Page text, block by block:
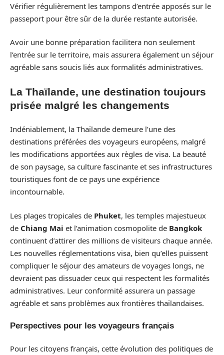
Vérifier régulièrement les tampons d’entrée apposés sur le
passeport pour être sûr de la durée restante autorisée.
Avoir une bonne préparation facilitera non seulement
l’entrée sur le territoire, mais assurera également un séjour
agréable sans soucis liés aux formalités administratives.
La Thaïlande, une destination toujours
prisée malgré les changements
Indéniablement, la Thaïlande demeure l’une des
destinations préférées des voyageurs européens, malgré
les modifications apportées aux règles de visa. La beauté
de son paysage, sa culture fascinante et ses infrastructures
touristiques font de ce pays une expérience
incontournable.
Les plages tropicales de Phuket, les temples majestueux
de Chiang Mai et l’animation cosmopolite de Bangkok
continuent d’attirer des millions de visiteurs chaque année.
Les nouvelles réglementations visa, bien qu’elles puissent
compliquer le séjour des amateurs de voyages longs, ne
devraient pas dissuader ceux qui respectent les formalités
administratives. Leur conformité assurera un passage
agréable et sans problèmes aux frontières thaïlandaises.
Perspectives pour les voyageurs français
Pour les citoyens français, cette évolution des politiques de